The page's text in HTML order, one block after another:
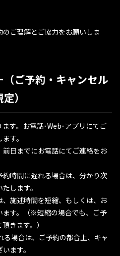
ご理解とご協力をお願いしま
ご予約・キャンセル
）
す。お電話･Web･アプリにてご
す。
日までにお電話にてご連絡をお
時間に遅れる場合は、分かり次
します。
施述時間を短縮、もしくは、お
ます。（※短縮の場合でも、ご予
きます。）
場合は、ご予約の都合上、キャ
ます。